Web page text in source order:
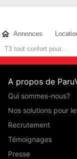
Annonces
T3 tout confort pour...
A propos de
Qui sommes-nous?
Nos solutions pour
Recrutement
Témoignages
Presse